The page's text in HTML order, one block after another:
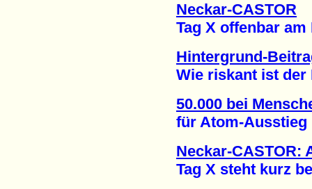
Neckar-CASTOR
Tag X offenbar am
Hintergrund-
Wie riskant ist der
50.000 bei
für Atom-Ausstieg
Neckar-CASTOR:
Tag X steht kurz